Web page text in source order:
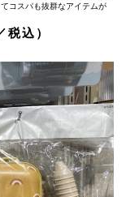
コスパも抜群なアイテムが
込）